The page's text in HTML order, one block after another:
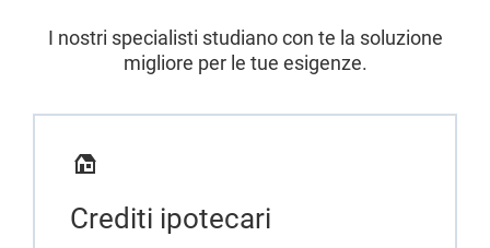
I nostri specialisti studiano con te la soluzione
migliore per le tue esigenze.
Crediti ipotecari